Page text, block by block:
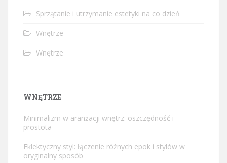
Sprzątanie i utrzymanie estetyki na co dzień
Wnętrze
Wnętrze
WNĘTRZE
Minimalizm w aranżacji wnętrz: oszczędność i
prostota
Eklektyczny styl: łączenie różnych epok i stylów w
oryginalny sposób